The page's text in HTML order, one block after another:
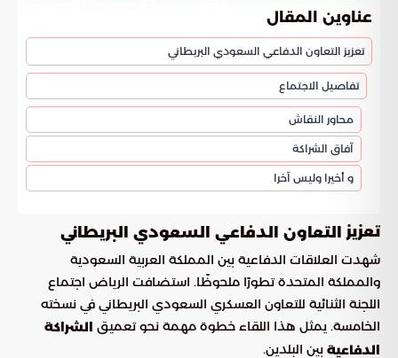
عناوين المقال
تعزيز التعاون الدفاعي السعودي البريطاني
تفاصيل الاجتماع
محاور النقاش
آفاق الشراكة
و أخيرا وليس آخرا
تعزيز التعاون الدفاعي السعودي البريطاني
شهدت العلاقات الدفاعية بين المملكة العربية السعودية
والمملكة المتحدة تطورًا ملحوظًا. استضافت الرياض اجتماع
اللجنة الثنائية للتعاون العسكري السعودي البريطاني في نسخته
الخامسة. يمثل هذا اللقاء خطوة مهمة نحو تعميق الشراكة
الدفاعية بين البلدين.